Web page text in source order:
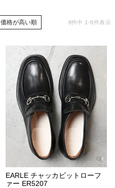
価格が高い順 8件中 1 -8件表示
EARLE チャッカビットローフ
ァー ER5207